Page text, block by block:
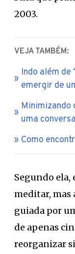
2003.
VEJA TAMBÉM:
Indo além
emergir de
Minimizando
uma
Como
Segundo ela,
meditar, mas
guiada por
de apenas
reorganizar